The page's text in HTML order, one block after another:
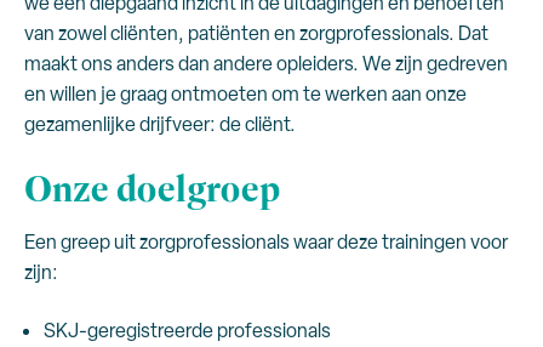
van zowel cliënten, patiënten en zorgprofessionals. Dat
maakt ons anders dan andere opleiders. We zijn gedreven
en willen je graag ontmoeten om te werken aan onze
gezamenlijke drijfveer: de cliënt.
Onze doelgroep
Een greep uit zorgprofessionals waar deze trainingen voor
zijn:
SKJ-geregistreerde professionals